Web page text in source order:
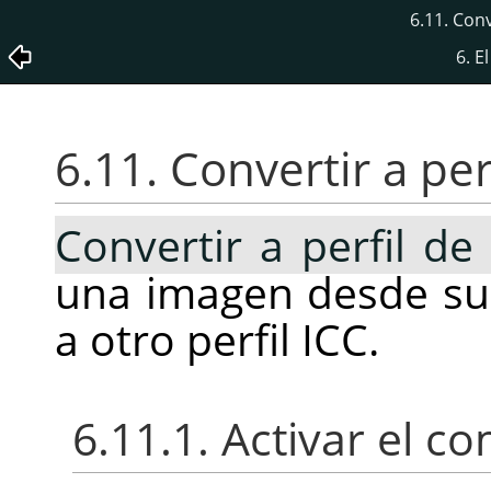
6.11.
6.
6.11. Convertir a
Convertir a perfil de
una imagen desde
a otro perfil ICC.
6.11.1. Activar el